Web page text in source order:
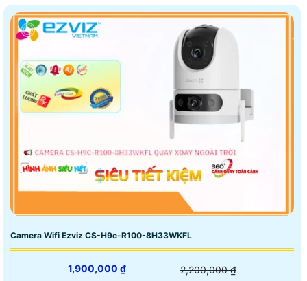
Camera Wifi Ezviz CS-H9c-R100-8H33WKFL
1,900,000 ₫ 2,200,000 ₫